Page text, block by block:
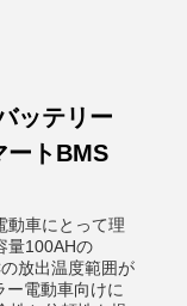
ッテリー
ートBMS
動車にとって理
量100AHの
放出温度範囲が
電動車向けに